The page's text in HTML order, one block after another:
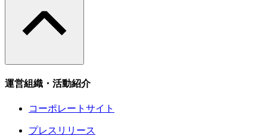
運営組織・活動紹介
コーポレートサイト
プレスリリース